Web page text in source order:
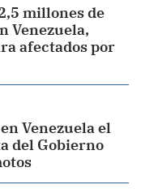
millones de
Venezuela,
afectados por
Venezuela el
del Gobierno